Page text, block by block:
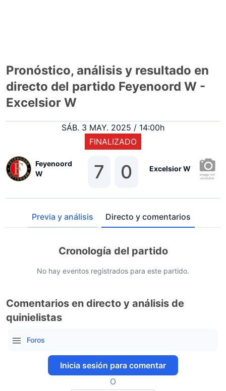
Pronóstico, análisis y resultado en
directo del partido Feyenoord W -
Excelsior W
SÁB. 3 MAY. 2025 / 14:00h
FINALIZADO
Feyenoord
W
7 0 Excelsior W
Previa y análisis Directo y comentarios
Cronología del partido
No hay eventos registrados para este partido.
Comentarios en directo y análisis de
quinielistas
Foros
Inicia sesión para comentar
O